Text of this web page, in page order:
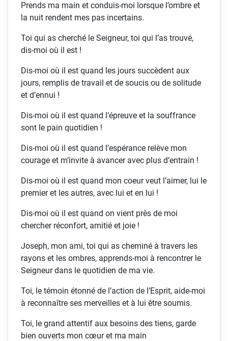
Prends ma main et conduis-moi lorsque l’ombre et
la nuit rendent mes pas incertains.
Toi qui as cherché le Seigneur, toi qui l’as trouvé,
dis-moi où il est !
Dis-moi où il est quand les jours succèdent aux
jours, remplis de travail et de soucis ou de solitude
et d’ennui !
Dis-moi où il est quand l’épreuve et la souffrance
sont le pain quotidien !
Dis-moi où il est quand l’espérance relève mon
courage et m’invite à avancer avec plus d’entrain !
Dis-moi où il est quand mon coeur veut l’aimer, lui le
premier et les autres, avec lui et en lui !
Dis-moi où il est quand on vient près de moi
chercher réconfort, amitié et joie !
Joseph, mon ami, toi qui as cheminé à travers les
rayons et les ombres, apprends-moi à rencontrer le
Seigneur dans le quotidien de ma vie.
Toi, le témoin étonné de l’action de l’Esprit, aide-moi
à reconnaître ses merveilles et à lui être soumis.
Toi, le grand attentif aux besoins des tiens, garde
bien ouverts mon cœur et ma main